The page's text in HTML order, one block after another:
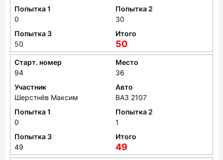
Попытка 1
0
Попытка 2
30
Попытка 3
50
Итого
50
Старт. номер
94
Место
36
Участник
Шерстнёв Максим
Авто
ВАЗ 2107
Попытка 1
0
Попытка 2
1
Попытка 3
49
Итого
49